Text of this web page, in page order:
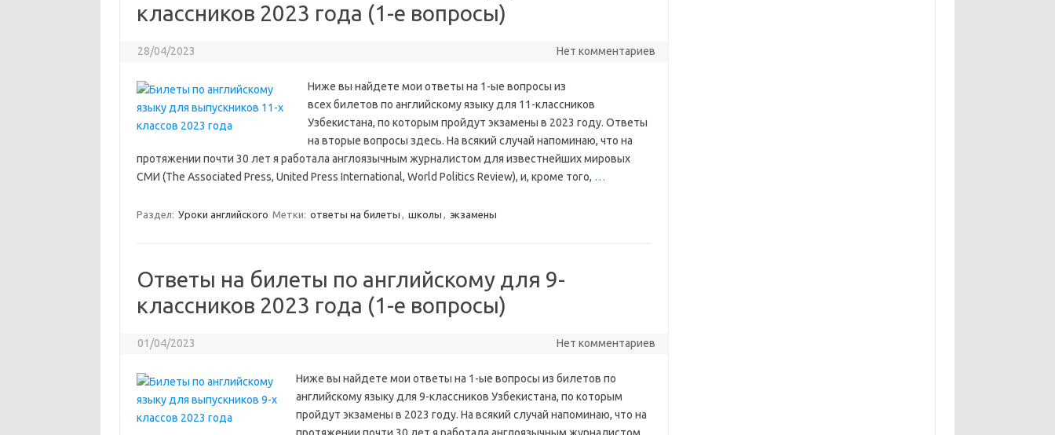
классников 2023 года (1-е вопросы)
28/04/2023 Нет комментариев
Ниже вы найдете мои ответы на 1-ые вопросы из
всех билетов по английскому языку для 11-классников
Узбекистана, по которым пройдут экзамены в 2023 году. Ответы
на вторые вопросы здесь. На всякий случай напоминаю, что на
протяжении почти 30 лет я работала англоязычным журналистом для известнейших мировых
СМИ (The Associated Press, United Press International, World Politics Review), и, кроме того, …
Раздел: Уроки английского Метки: ответы на билеты , школы , экзамены
Ответы на билеты по английскому для 9-
классников 2023 года (1-е вопросы)
01/04/2023 Нет комментариев
Ниже вы найдете мои ответы на 1-ые вопросы из билетов по
английскому языку для 9-классников Узбекистана, по которым
пройдут экзамены в 2023 году. На всякий случай напоминаю, что на